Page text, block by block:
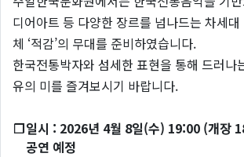
디어아트 등 다양한 장르를 넘나드는 차세
체 ‘적감’의 무대를 준비하였습니다.
한국전통박자와 섬세한 표현을 통해 드러나
유의 미를 즐겨보시기 바랍니다.
❐일시 : 2026년 4월 8일(수) 19:00 (개장
공연 예정